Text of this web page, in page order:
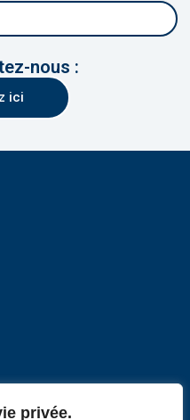
privée.
nous :
ici